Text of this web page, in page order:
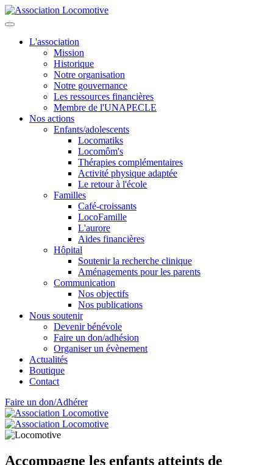
L'association
Mission
Historique
Notre organisation
Notre gouvernance
Les ressources financières
Membre de l'UNAPECLE
Nos actions
Enfants/adolescents
Locomatiks
Locomôm's
Thérapies complémentaires
Activité physique adaptée
Le retour à l'école
Familles
Café-croissants
LocoFamille
L'aurore
Aides financières
Hôpital
Soutenir la recherche clinique
Aménagements pour les parents
Communication
Nos objectifs
Nos publications
Nous soutenir
Devenir bénévole
Faire un don/adhésion
Organiser un évènement
Actualités
Boutique
Contact
Faire un don/Adhérer
Accompagne les enfants atteints de